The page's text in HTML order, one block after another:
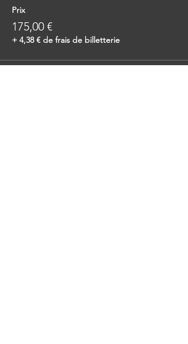
Prix
175,00 €
+ 4,38 € de frais de billetterie